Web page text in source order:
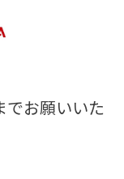
お願いいた